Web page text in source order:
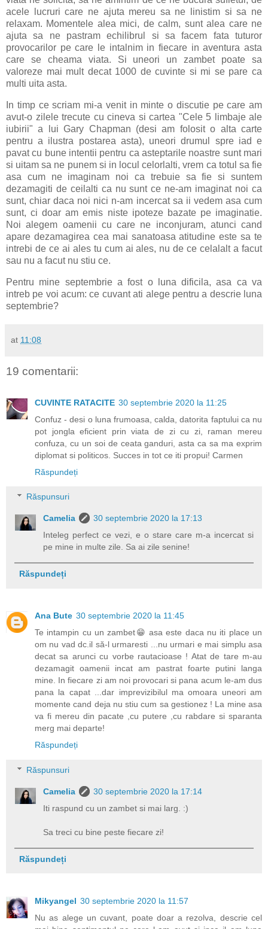
acele lucruri care ne ajuta mereu sa ne linistim si sa ne
relaxam. Momentele alea mici, de calm, sunt alea care ne
ajuta sa ne pastram echilibrul si sa facem fata tuturor
provocarilor pe care le intalnim in fiecare in aventura asta
care se cheama viata. Si uneori un zambet poate sa
valoreze mai mult decat 1000 de cuvinte si mi se pare ca
multi uita asta.
In timp ce scriam mi-a venit in minte o discutie pe care am
avut-o zilele trecute cu cineva si cartea "Cele 5 limbaje ale
iubirii" a lui Gary Chapman (desi am folosit o alta carte
pentru a ilustra postarea asta), uneori drumul spre iad e
pavat cu bune intentii pentru ca asteptarile noastre sunt mari
si uitam sa ne punem si in locul celorlalti, vrem ca totul sa fie
asa cum ne imaginam noi ca trebuie sa fie si suntem
dezamagiti de ceilalti ca nu sunt ce ne-am imaginat noi ca
sunt, chiar daca noi nici n-am incercat sa ii vedem asa cum
sunt, ci doar am emis niste ipoteze bazate pe imaginatie.
Noi alegem oamenii cu care ne inconjuram, atunci cand
apare dezamagirea cea mai sanatoasa atitudine este sa te
intrebi de ce ai ales tu cum ai ales, nu de ce celalalt a facut
sau nu a facut nu stiu ce.
Pentru mine septembrie a fost o luna dificila, asa ca va
intreb pe voi acum: ce cuvant ati alege pentru a descrie luna
septembrie?
at 11:08
19 comentarii:
CUVINTE RATACITE 30 septembrie 2020 la 11:25
Confuz - desi o luna frumoasa, calda, datorita faptului ca nu
pot jongla eficient prin viata de zi cu zi, raman mereu
confuza, cu un soi de ceata ganduri, asta ca sa ma exprim
diplomat si politicos. Succes in tot ce iti propui! Carmen
Răspundeți
Răspunsuri
Camelia
30 septembrie 2020 la 17:13
Inteleg perfect ce vezi, e o stare care m-a incercat si
pe mine in multe zile. Sa ai zile senine!
Răspundeți
Ana Bute 30 septembrie 2020 la 11:45
Te intampin cu un zambet😁 asa este daca nu iti place un
om nu vad dc.il să-l urmaresti ...nu urmari e mai simplu asa
decat sa arunci cu vorbe rautacioase ! Atat de tare m-au
dezamagit oamenii incat am pastrat foarte putini langa
mine. In fiecare zi am noi provocari si pana acum le-am dus
pana la capat ...dar imprevizibilul ma omoara uneori am
momente cand deja nu stiu cum sa gestionez ! La mine asa
va fi mereu din pacate ,cu putere ,cu rabdare si sparanta
merg mai departe!
Răspundeți
Răspunsuri
Camelia
30 septembrie 2020 la 17:14
Iti raspund cu un zambet si mai larg. :)
Sa treci cu bine peste fiecare zi!
Răspundeți
Mikyangel 30 septembrie 2020 la 11:57
Nu as alege un cuvant, poate doar a rezolva, descrie cel